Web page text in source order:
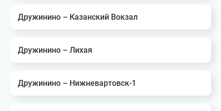
Дружинино – Казанский Вокзал
Дружинино – Лихая
Дружинино – Нижневартовск-1